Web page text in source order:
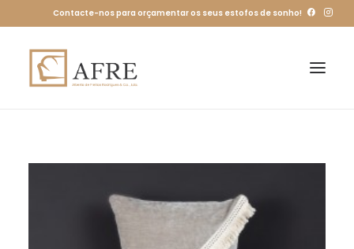
Contacte-nos para orçamentar os seus estofos de sonho!